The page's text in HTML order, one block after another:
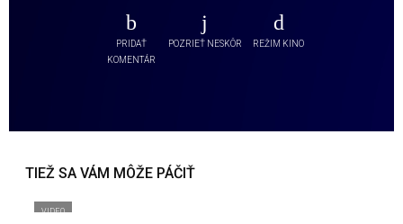
PRIDAŤ
KOMENTÁR
POZRIEŤ NESKÔR REŽIM KINO
TIEŽ SA VÁM MÔŽE PÁČIŤ
VIDEO